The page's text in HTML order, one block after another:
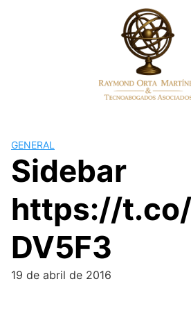
GENERAL
Sidebar
https://
DV5F3
19 de abril de 2016